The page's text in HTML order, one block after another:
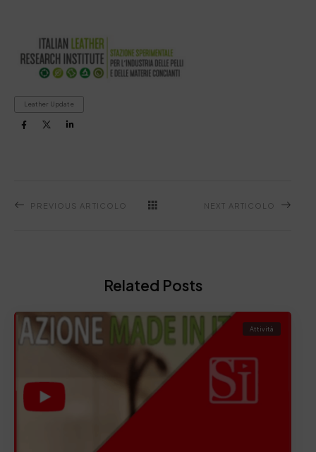
Leather Update
PREVIOUS ARTICOLO NEXT ARTICOLO
Related Posts
Attività